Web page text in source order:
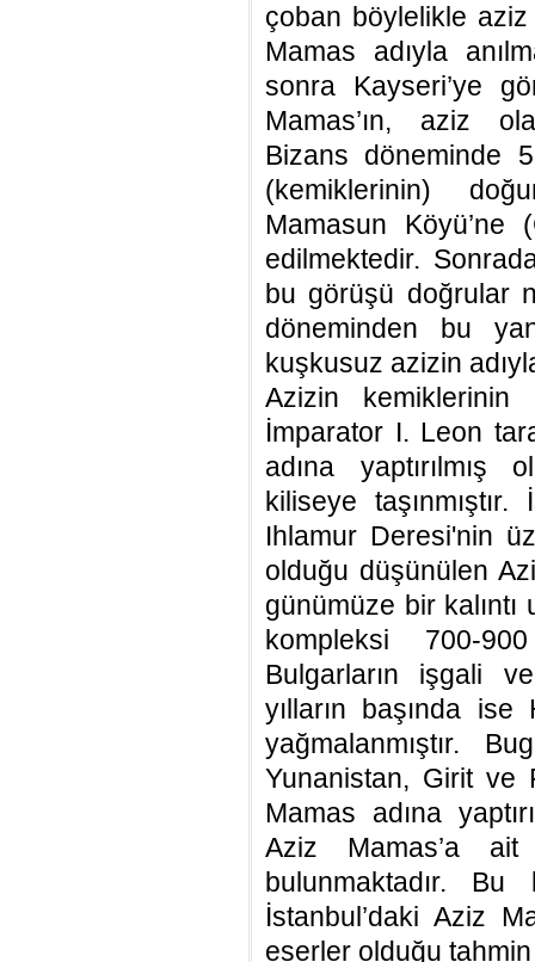
çoban böylelikle aziz
Mamas adıyla
sonra Kayseri’ye
Mamas’ın, aziz
Bizans döneminde
(kemiklerinin)
Mamasun Köyü’ne
edilmektedir.
bu görüşü doğrular
döneminden bu
kuşkusuz azizin
Azizin kemiklerinin
İmparator I. Leon
adına
kiliseye taşınmıştır.
Ihlamur Deresi'nin
olduğu düşünülen
günümüze bir kalıntı
kompleksi 700-
Bulgarların işgali
yılların başında ise
yağmalanmıştır.
Yunanistan, Girit ve
Mamas adına
Aziz Mamas’a ait
bulunmaktadır. Bu
İstanbul’daki Aziz
eserler olduğu